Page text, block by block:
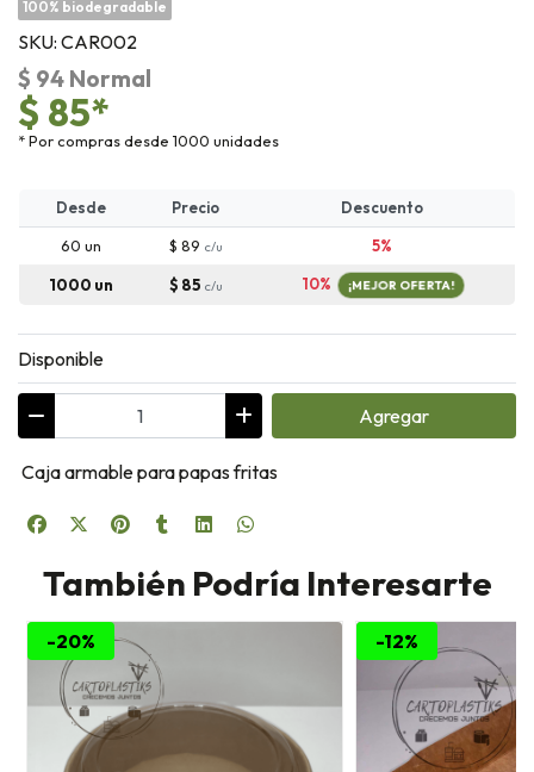
100% biodegradable
SKU: CAR002
$ 94 Normal
$ 85*
* Por compras desde 1000 unidades
Desde Precio
Descuento
60 un
$ 89 c/u 5%
1000 un $ 85 c/u 10% ¡MEJOR OFERTA!
Disponible
Agregar
Caja armable para papas fritas
También Podría Interesarte
-20% -12%